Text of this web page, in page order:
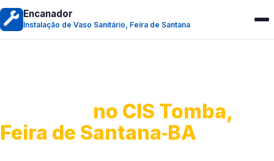
Encanador
Instalação de Vaso Sanitário, Feira de Santana
no CIS Tomba,
Feira de Santana‑BA